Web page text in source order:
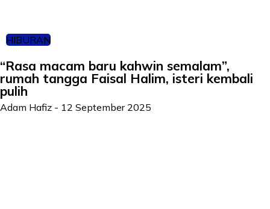
HIBURAN
“Rasa macam baru kahwin semalam”,
rumah tangga Faisal Halim, isteri kembali
pulih
Adam Hafiz - 12 September 2025